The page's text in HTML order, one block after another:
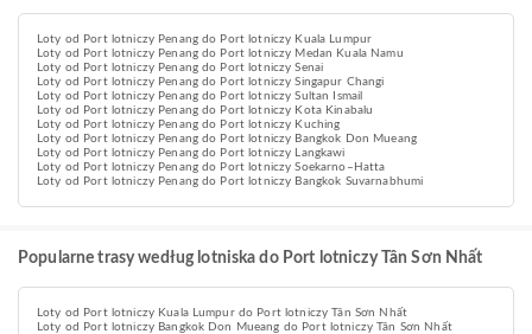
Loty od Port lotniczy Penang do Port lotniczy Kuala Lumpur
Loty od Port lotniczy Penang do Port lotniczy Medan Kuala Namu
Loty od Port lotniczy Penang do Port lotniczy Senai
Loty od Port lotniczy Penang do Port lotniczy Singapur Changi
Loty od Port lotniczy Penang do Port lotniczy Sultan Ismail
Loty od Port lotniczy Penang do Port lotniczy Kota Kinabalu
Loty od Port lotniczy Penang do Port lotniczy Kuching
Loty od Port lotniczy Penang do Port lotniczy Bangkok Don Mueang
Loty od Port lotniczy Penang do Port lotniczy Langkawi
Loty od Port lotniczy Penang do Port lotniczy Soekarno–Hatta
Loty od Port lotniczy Penang do Port lotniczy Bangkok Suvarnabhumi
Popularne trasy według lotniska do Port lotniczy Tân Sơn Nhất
Loty od Port lotniczy Kuala Lumpur do Port lotniczy Tân Sơn Nhất
Loty od Port lotniczy Bangkok Don Mueang do Port lotniczy Tân Sơn Nhất